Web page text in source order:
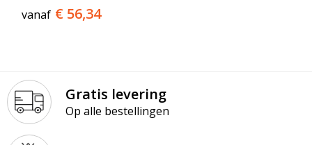
vanaf € 56,34
Gratis levering
Op alle bestellingen